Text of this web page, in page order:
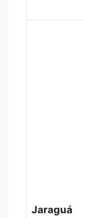
Jaraguá